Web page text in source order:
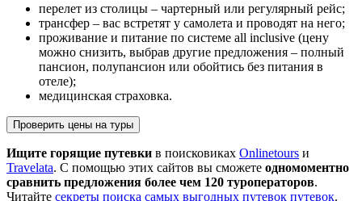
перелет из столицы – чартерный или регулярный рейс;
трансфер – вас встретят у самолета и проводят на него;
проживание и питание по системе all inclusive (цену
можно снизить, выбрав другие предложения – полный
пансион, полупансион или обойтись без питания в
отеле);
медицинская страховка.
Проверить цены на туры
Ищите горящие путевки в поисковиках Onlinetours и
Travelata. С помощью этих сайтов вы сможете одномоментно
сравнить предложения более чем 120 туроператоров.
Читайте секреты поиска самых выгодных путевок путевок.